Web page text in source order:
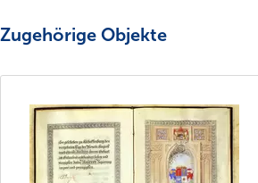
Zugehörige Objekte